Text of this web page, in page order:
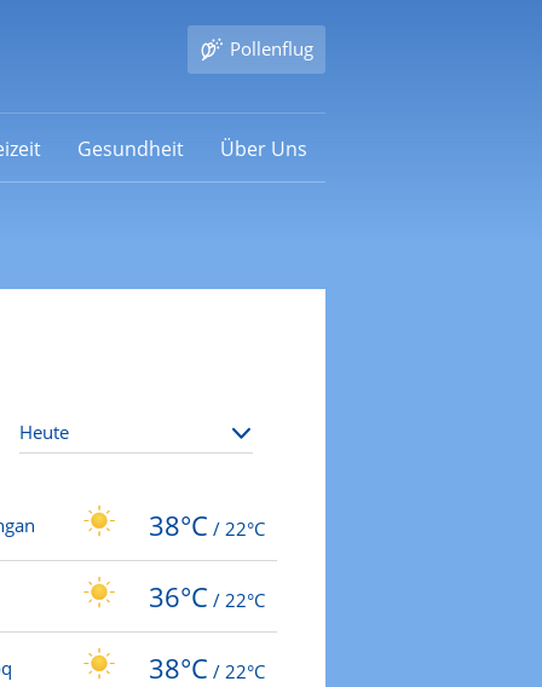
Pollenflug
Gesundheit Über Uns
38°C / 22°C
36°C / 22°C
38°C / 22°C